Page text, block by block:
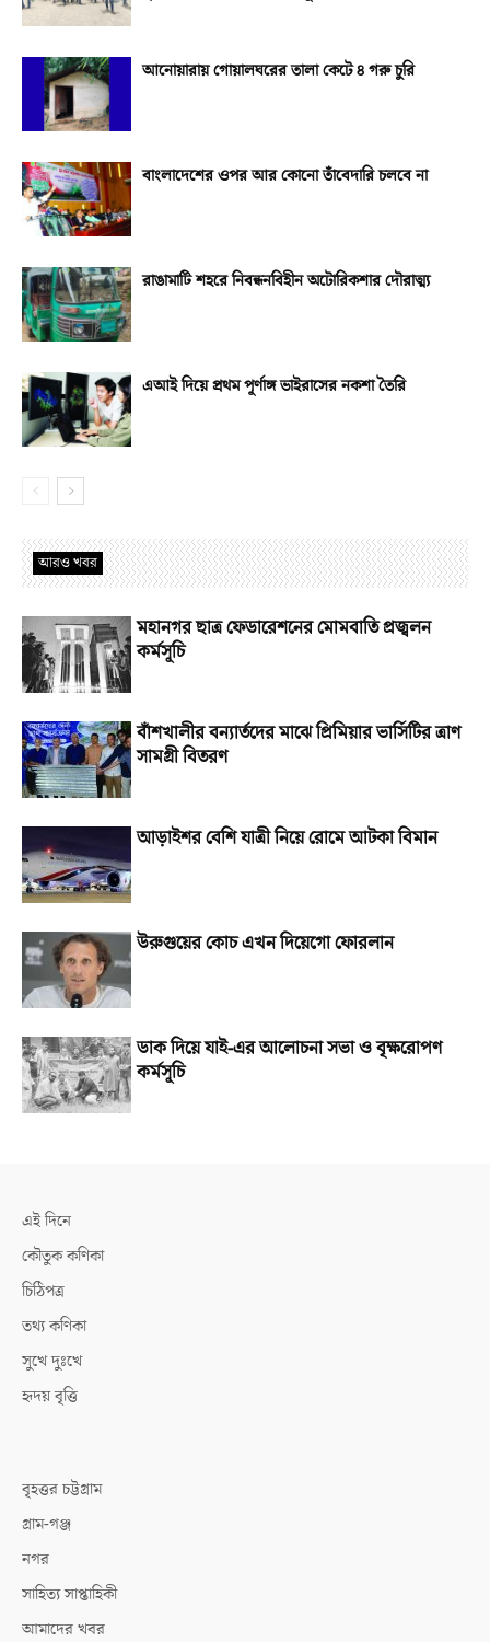
আনোয়ারায় গোয়ালঘরের তালা কেটে ৪ গরু চুরি
বাংলাদেশের ওপর আর কোনো তাঁবেদারি চলবে না
রাঙামাটি শহরে নিবন্ধনবিহীন অটোরিকশার দৌরাত্ম্য
এআই দিয়ে প্রথম পূর্ণাঙ্গ ভাইরাসের নকশা তৈরি
আরও খবর
মহানগর ছাত্র ফেডারেশনের মোমবাতি প্রজ্বলন
কর্মসূচি
বাঁশখালীর বন্যার্তদের মাঝে প্রিমিয়ার ভার্সিটির ত্রাণ
সামগ্রী বিতরণ
আড়াইশর বেশি যাত্রী নিয়ে রোমে আটকা বিমান
উরুগুয়ের কোচ এখন দিয়েগো ফোরলান
ডাক দিয়ে যাই-এর আলোচনা সভা ও বৃক্ষরোপণ
কর্মসূচি
এই দিনে
কৌতুক কণিকা
চিঠিপত্র
তথ্য কণিকা
সুখে দুঃখে
হৃদয় বৃত্তি
বৃহত্তর চট্টগ্রাম
গ্রাম-গঞ্জ
নগর
সাহিত্য সাপ্তাহিকী
আমাদের খবর